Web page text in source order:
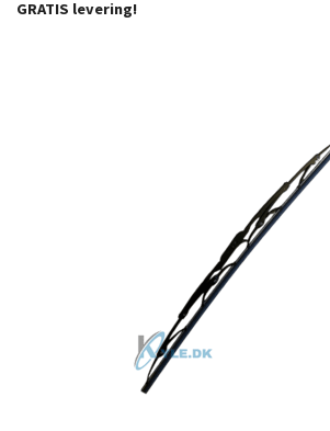
GRATIS levering!